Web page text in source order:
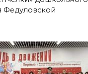
Федуловской